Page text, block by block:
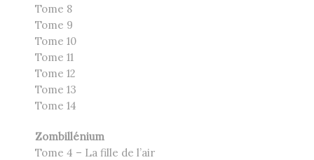
Tome 8
Tome 9
Tome 10
Tome 11
Tome 12
Tome 13
Tome 14
Zombillénium
Tome 4 – La fille de l’air